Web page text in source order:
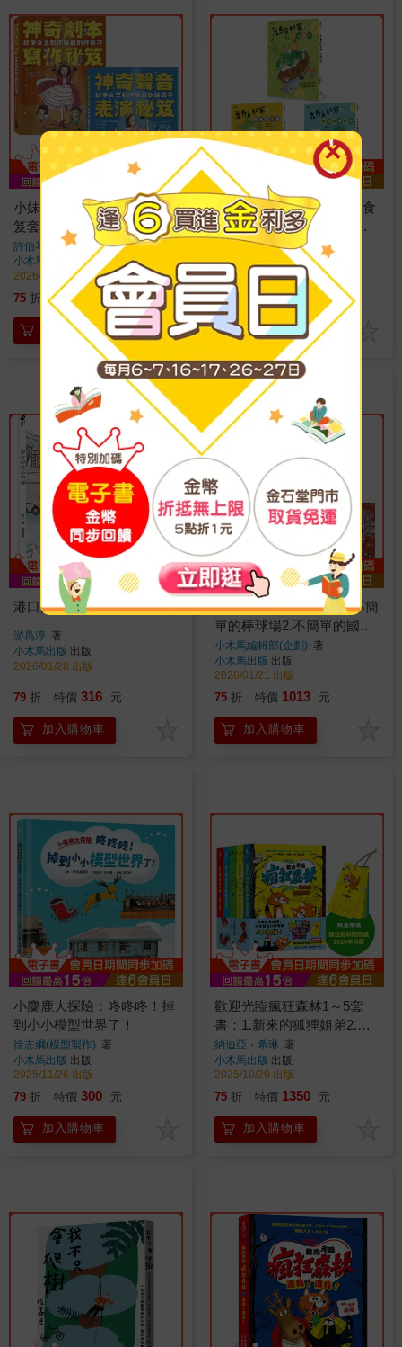
小妹媽媽的神奇創作表演祕
笈套書：神奇劇本寫作祕笈
+神奇聲音表演祕笈【小學
生最需要的自信表達工具
書】
許伯琴(小妹媽媽)著
小木馬出版
出版
2026/03/25 出版
75 折 特價 元
加入購物車
最有趣的食育童話：荒島食
驗家套書(1過貓泡麵／2野
薑花煮魚／3檸檬牡蠣炊
飯，全套三冊)
王宇清著
小木馬出版出版
2026/02/11 出版
75 特價 788
加入購物車
港口的暖心料理
游爲淳 著
小木馬出版 出版
2026/01/28 出版
79 折 特價 316 元
加入購物車
這裡不簡單1-3套書：1.不簡
單的棒球場2.不簡單的國際
機場3.不簡單的歌劇院
小木馬編輯部(企劃) 著
小木馬出版 出版
2026/01/21 出版
75 折 特價 1013 元
加入購物車
小麋鹿大探險：咚咚咚！掉
到小小模型世界了！
徐志綱(模型製作) 著
小木馬出版 出版
2025/11/26 出版
79 折 特價 300 元
加入購物車
歡迎光臨瘋狂森林1～5套
書：1.新來的狐狸姐弟2.陌
生訪客的陰謀3.臭臭怪獸入
侵！4.開趴踢囉！5.選我！
選我！【限量贈送「瘋狂森
林陪你過2026年月曆」】
納迪亞・希琳 著
小木馬出版 出版
2025/10/29 出版
75 折 特價 1350 元
加入購物車